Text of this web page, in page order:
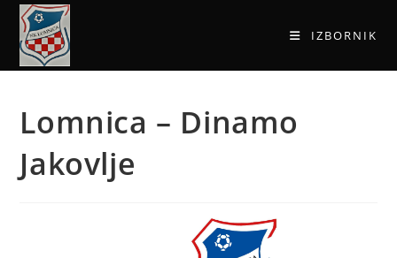
IZBORNIK
Lomnica – Dinamo
Jakovlje